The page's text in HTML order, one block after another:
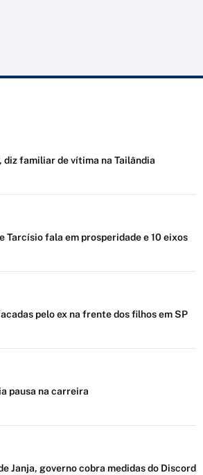
diz familiar de vítima na Tailândia
Tarcísio fala em prosperidade e 10 eixos
pelo ex na frente dos filhos em SP
pausa na carreira
Janja, governo cobra medidas do Discord